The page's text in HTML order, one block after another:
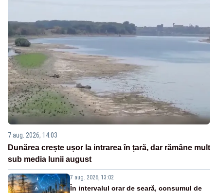
7 aug. 2026, 14:03
Dunărea crește ușor la intrarea în țară, dar rămâne mult
sub media lunii august
7 aug. 2026, 13:02
În intervalul orar de seară, consumul de